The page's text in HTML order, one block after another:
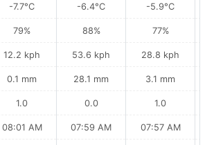
-7.7°C
79%
12.2 kph
0.1 mm
1.0
08:01 AM
-6.4°C
88%
53.6 kph
28.1 mm
0.0
07:59 AM
-5.9°C
77%
28.8 kph
3.1 mm
1.0
07:57 AM